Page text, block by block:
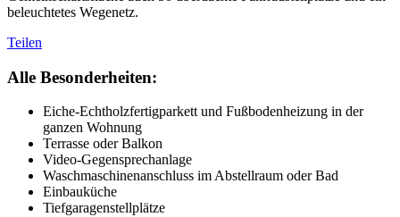
beleuchtetes Wegenetz.
Teilen
Alle Besonderheiten:
Eiche-Echtholzfertigparkett und Fußbodenheizung in der
ganzen Wohnung
Terrasse oder Balkon
Video-Gegensprechanlage
Waschmaschinenanschluss im Abstellraum oder Bad
Einbauküche
Tiefgaragenstellplätze